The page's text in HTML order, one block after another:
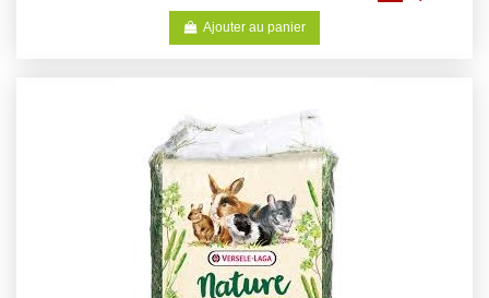
Ajouter au panier